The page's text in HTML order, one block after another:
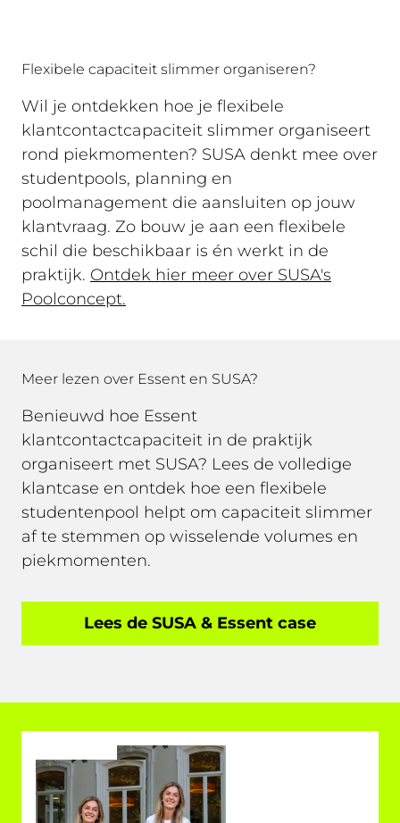
Flexibele capaciteit slimmer organiseren?
Wil je ontdekken hoe je flexibele
klantcontactcapaciteit slimmer organiseert
rond piekmomenten? SUSA denkt mee over
studentpools, planning en
poolmanagement die aansluiten op jouw
klantvraag. Zo bouw je aan een flexibele
schil die beschikbaar is én werkt in de
praktijk. Ontdek hier meer over SUSA's
Poolconcept.
Meer lezen over Essent en SUSA?
Benieuwd hoe Essent
klantcontactcapaciteit in de praktijk
organiseert met SUSA? Lees de volledige
klantcase en ontdek hoe een flexibele
studentenpool helpt om capaciteit slimmer
af te stemmen op wisselende volumes en
piekmomenten.
Lees de SUSA & Essent case